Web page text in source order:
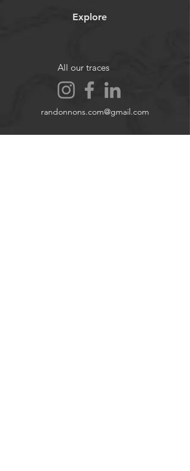
capacités physiques avant
dommage matériel.
Images et vidéos non contractuelles.
Explore
All our traces
randonnons.com@gmail.com